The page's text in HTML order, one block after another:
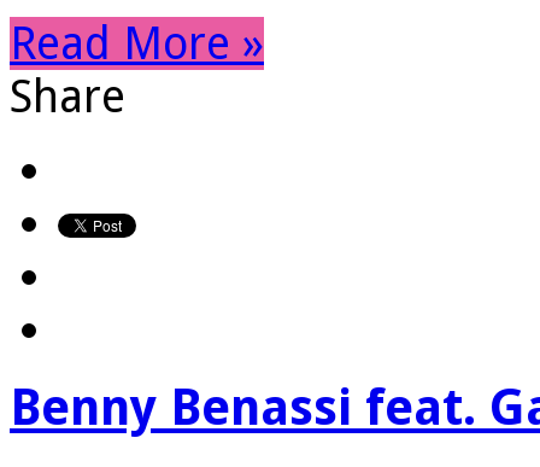
Read More »
Share
Benny Benassi feat.